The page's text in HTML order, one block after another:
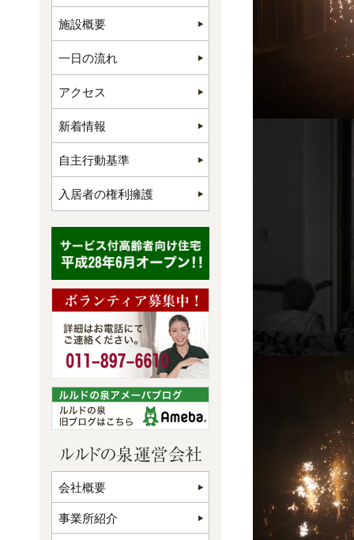
施設概要
一日の流れ
アクセス
新着情報
自主行動基準
入居者の権利擁護
会社概要
事業所紹介